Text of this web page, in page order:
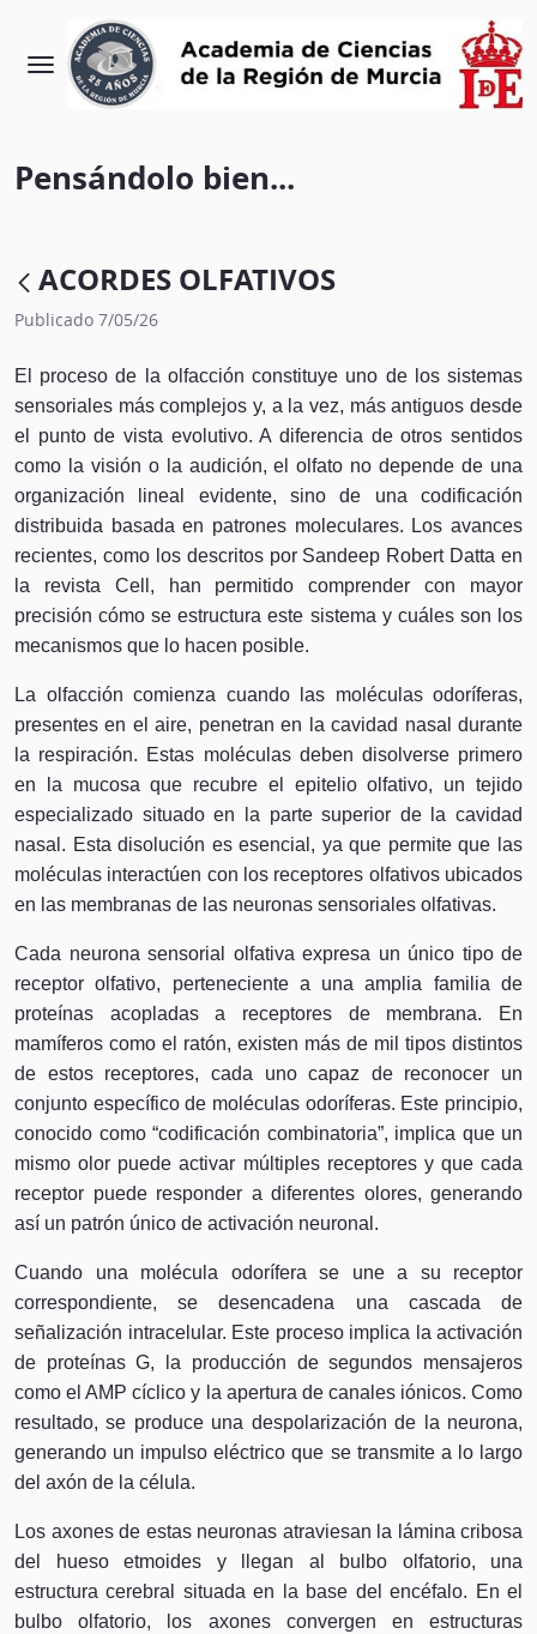
Pensándolo bien...
ACORDES OLFATIVOS
Publicado 7/05/26
El proceso de la olfacción constituye uno de los sistemas
sensoriales más complejos y, a la vez, más antiguos desde
el punto de vista evolutivo. A diferencia de otros sentidos
como la visión o la audición, el olfato no depende de una
organización lineal evidente, sino de una codificación
distribuida basada en patrones moleculares. Los avances
recientes, como los descritos por Sandeep Robert Datta en
la revista Cell, han permitido comprender con mayor
precisión cómo se estructura este sistema y cuáles son los
mecanismos que lo hacen posible.
La olfacción comienza cuando las moléculas odoríferas,
presentes en el aire, penetran en la cavidad nasal durante
la respiración. Estas moléculas deben disolverse primero
en la mucosa que recubre el epitelio olfativo, un tejido
especializado situado en la parte superior de la cavidad
nasal. Esta disolución es esencial, ya que permite que las
moléculas interactúen con los receptores olfativos ubicados
en las membranas de las neuronas sensoriales olfativas.
Cada neurona sensorial olfativa expresa un único tipo de
receptor olfativo, perteneciente a una amplia familia de
proteínas acopladas a receptores de membrana. En
mamíferos como el ratón, existen más de mil tipos distintos
de estos receptores, cada uno capaz de reconocer un
conjunto específico de moléculas odoríferas. Este principio,
conocido como “codificación combinatoria”, implica que un
mismo olor puede activar múltiples receptores y que cada
receptor puede responder a diferentes olores, generando
así un patrón único de activación neuronal.
Cuando una molécula odorífera se une a su receptor
correspondiente, se desencadena una cascada de
señalización intracelular. Este proceso implica la activación
de proteínas G, la producción de segundos mensajeros
como el AMP cíclico y la apertura de canales iónicos. Como
resultado, se produce una despolarización de la neurona,
generando un impulso eléctrico que se transmite a lo largo
del axón de la célula.
Los axones de estas neuronas atraviesan la lámina cribosa
del hueso etmoides y llegan al bulbo olfatorio, una
estructura cerebral situada en la base del encéfalo. En el
bulbo olfatorio, los axones convergen en estructuras